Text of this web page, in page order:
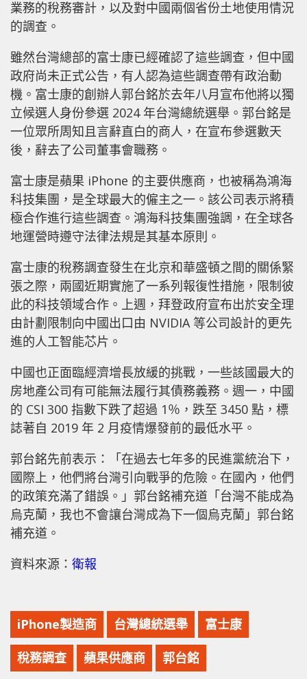
業務的稅務審計，以及對中國兩個省份土地使用情況
的調查。
雖然台灣總部的富士康已經確認了這些調查，但中國
政府尚未正式公告，有人認為這些調查帶有政治動
機。富士康的創辦人郭台銘於去年八月宣布他將以獨
立候選人身份參選 2024 年台灣總統選舉。郭台銘是
一位眾所周知且言辭直白的商人，在宣布參選數天
後，辭去了公司董事會職務。
富士康是蘋果 iPhone 的主要供應商，也被稱為鴻海
科技集團，是全球最大的僱主之一。該公司表示將積
極合作進行這些調查。鴻海科技集團強調，在全球各
地運營時遵守法律法規是其基本原則。
富士康的稅務調查發生在北京和華盛頓之間的關係緊
張之際，兩國近期實施了一系列報復性措施，限制彼
此的科技領域合作。上週，拜登政府宣布出於安全理
由計劃限制向中國出口由 NVIDIA 等公司設計的更先
進的人工智能芯片。
中國也正面臨經濟增長放緩的挑戰，一些該國最大的
房地產公司有可能無法履行其債務義務。週一，中國
的 CSI 300 指數下跌了超過 1％，跌至 3450 點，標
誌著自 2019 年 2 月疫情爆發前的最低水平。
郭台銘先前表示：「在過去七年多的民進黨統治下，
國際上，他們將台灣引向戰爭的危險。在國內，他們
的政策充滿了錯誤。」郭台銘補充道「台灣不能成為
烏克蘭，我也不會讓台灣成為下一個烏克蘭」郭台銘
補充道。
資料來源： 衛報
iPhone製造商 台灣總統選舉 富士康
稅務調查 蘋果供應商 郭台銘